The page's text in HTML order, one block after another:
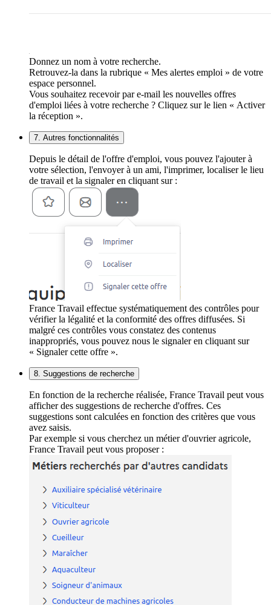
Donnez un nom à votre recherche.
Retrouvez-la dans la rubrique « Mes alertes emploi » de votre
espace personnel.
Vous souhaitez recevoir par e-mail les nouvelles offres
d'emploi liées à votre recherche ? Cliquez sur le lien « Activer
la réception ».
7. Autres fonctionnalités
Depuis le détail de l'offre d'emploi, vous pouvez l'ajouter à
votre sélection, l'envoyer à un ami, l'imprimer, localiser le lieu
de travail et la signaler en cliquant sur :
France Travail effectue systématiquement des contrôles pour
vérifier la légalité et la conformité des offres diffusées. Si
malgré ces contrôles vous constatez des contenus
inappropriés, vous pouvez nous le signaler en cliquant sur
« Signaler cette offre ».
8. Suggestions de recherche
En fonction de la recherche réalisée, France Travail peut vous
afficher des suggestions de recherche d'offres. Ces
suggestions sont calculées en fonction des critères que vous
avez saisis.
Par exemple si vous cherchez un métier d'ouvrier agricole,
France Travail peut vous proposer :